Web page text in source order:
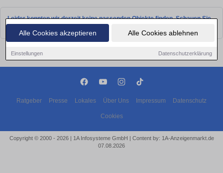
Alle Cookies akzeptieren Alle Cookies ablehnen
Einstellungen Datenschutzerklärung
Leider konnten wir derzeit keine passenden Objekte finden. Schauen Sie
Ratgeber Presse Lokales Über Uns Impressum Datenschutz
Cookies
Copyright © 2000 - 2026 | 1A Infosysteme GmbH | Content by: 1A-Anzeigenmarkt.de
07.08.2026